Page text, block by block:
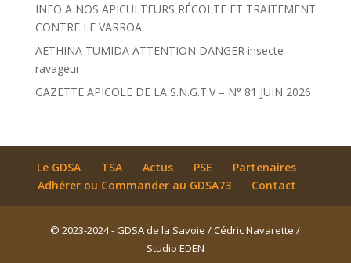
INFO A NOS APICULTEURS RÉCOLTE ET TRAITEMENT
CONTRE LE VARROA
AETHINA TUMIDA ATTENTION DANGER insecte
ravageur
GAZETTE APICOLE DE LA S.N.G.T.V – N° 81 JUIN 2026
Le GDSA TSA Actus PSE
Partenaires
Adhérer ou Commander au GDSA73
Contact
© 2023-2024 - GDSA de la Savoie / Cédric Navarette /
Studio EDEN